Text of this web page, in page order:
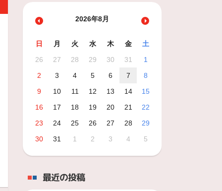
2026年8月
日 月 火 水 木 金
土
26
27 28 29 30 31
1
2
3 4 5 6 7
8
9
10 11 12 13 14
15
16
17 18 19 20 21
22
23
24 25 26 27 28
29
30
31 1 2 3 4 5
最近の投稿